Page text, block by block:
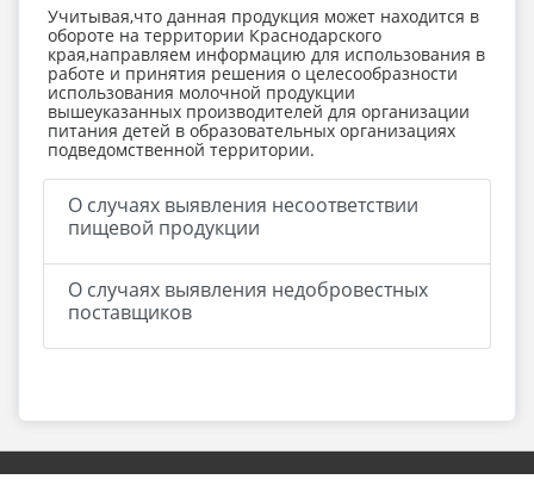
Учитывая,что данная продукция может находится в
обороте на территории Краснодарского
края,направляем информацию для использования в
работе и принятия решения о целесообразности
использования молочной продукции
вышеуказанных производителей для организации
питания детей в образовательных организациях
подведомственной территории.
О случаях выявления несоответствии
пищевой продукции
О случаях выявления недобровестных
поставщиков